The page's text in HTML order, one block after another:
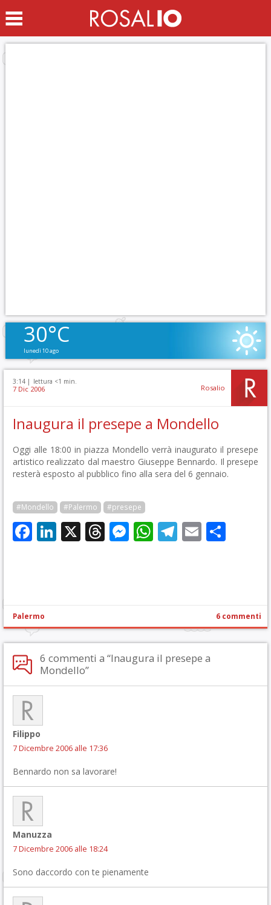
30°C
lunedì 10 ago
3:14 | lettura <1 min.
7 Dic 2006 Rosalio
Inaugura il presepe a Mondello
Oggi alle 18:00 in piazza Mondello verrà inaugurato il presepe
artistico realizzato dal maestro Giuseppe Bennardo. Il presepe
resterà esposto al pubblico fino alla sera del 6 gennaio.
#Mondello #Palermo #presepe
Facebook
LinkedIn
X Threads
Messenger
WhatsApp
Telegram
Email
Palermo 6 commenti
6 commenti a “Inaugura il presepe a
Mondello”
Filippo
7 Dicembre 2006 alle 17:36
Bennardo non sa lavorare!
Manuzza
7 Dicembre 2006 alle 18:24
Sono daccordo con te pienamente